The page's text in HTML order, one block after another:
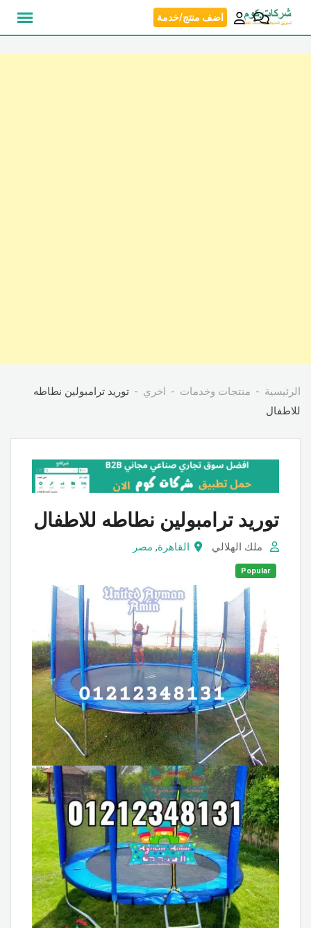
انتقل
اضف منتج/خدمة
الرئيسية منتجات وخدمات اخري
توريد ترامبولين نطاطه
للاطفال
توريد ترامبولين نطاطه للاطفال
ملك الهلالي القاهرة, مصر
Popular